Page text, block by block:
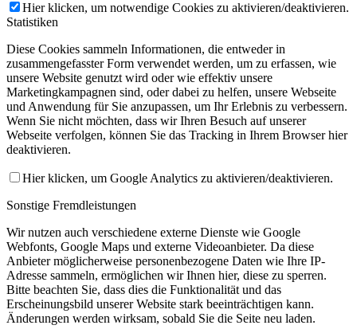
Hier klicken, um notwendige Cookies zu aktivieren/deaktivieren.
Statistiken
Diese Cookies sammeln Informationen, die entweder in
zusammengefasster Form verwendet werden, um zu erfassen, wie
unsere Website genutzt wird oder wie effektiv unsere
Marketingkampagnen sind, oder dabei zu helfen, unsere Webseite
und Anwendung für Sie anzupassen, um Ihr Erlebnis zu verbessern.
Wenn Sie nicht möchten, dass wir Ihren Besuch auf unserer
Webseite verfolgen, können Sie das Tracking in Ihrem Browser hier
deaktivieren.
Hier klicken, um Google Analytics zu aktivieren/deaktivieren.
Sonstige Fremdleistungen
Wir nutzen auch verschiedene externe Dienste wie Google
Webfonts, Google Maps und externe Videoanbieter. Da diese
Anbieter möglicherweise personenbezogene Daten wie Ihre IP-
Adresse sammeln, ermöglichen wir Ihnen hier, diese zu sperren.
Bitte beachten Sie, dass dies die Funktionalität und das
Erscheinungsbild unserer Website stark beeinträchtigen kann.
Änderungen werden wirksam, sobald Sie die Seite neu laden.